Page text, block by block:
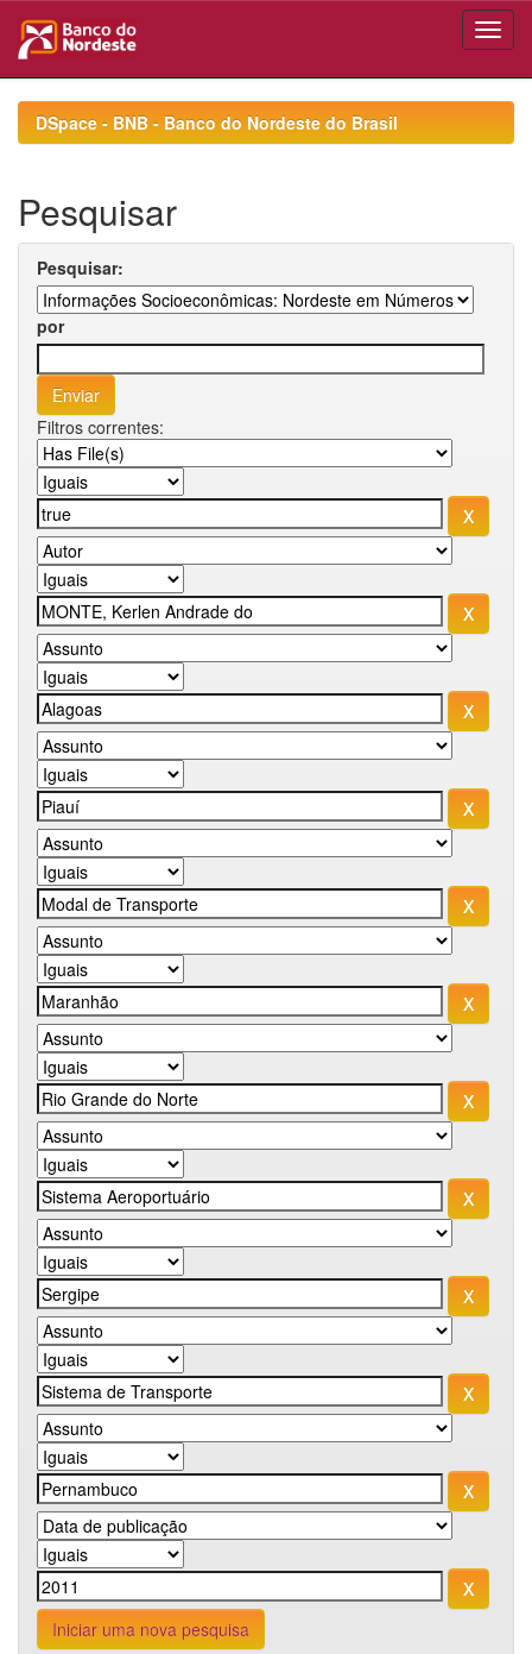
navigationDSpace - BNB - Banco do Nordeste do Brasil
Pesquisar
Pesquisar:
por
Filtros correntes:
Iniciar uma nova pesquisa